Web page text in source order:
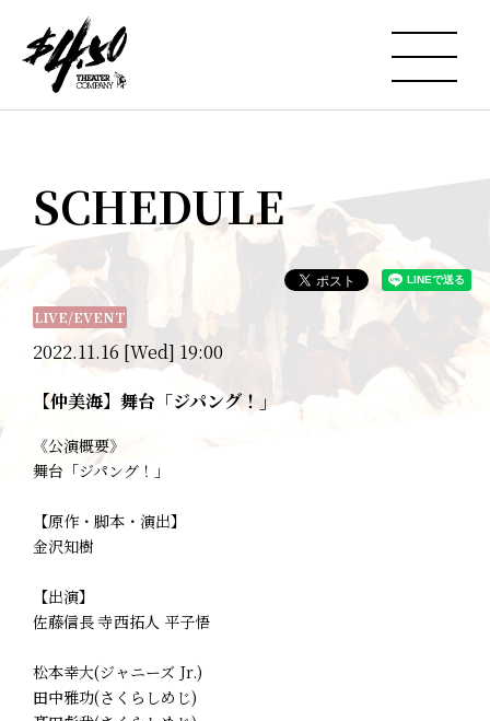
SCHEDULE
2022.11.16 [Wed] 19:00
LIVE/EVENT
【仲美海】舞台「ジパング！」
《公演概要》
舞台「ジパング！」
【原作・脚本・演出】
金沢知樹
【出演】
佐藤信長 寺西拓人 平子悟
松本幸大(ジャニーズ Jr.)
田中雅功(さくらしめじ)